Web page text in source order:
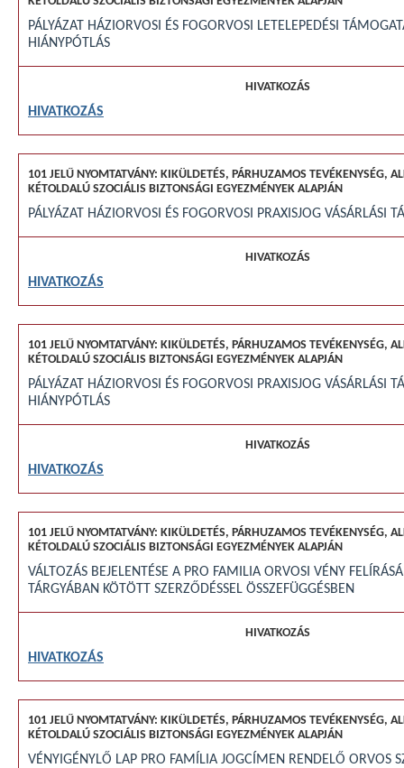
PÁLYÁZAT HÁZIORVOSI ÉS FOGORVOSI LETELEPEDÉSI
HIÁNYPÓTLÁS
HIVATKOZÁS
PÁLYÁZAT HÁZIORVOSI ÉS FOGORVOSI PRAXISJOG VÁSÁRLÁSI
HIVATKOZÁS
PÁLYÁZAT HÁZIORVOSI ÉS FOGORVOSI PRAXISJOG VÁSÁRLÁSI
HIÁNYPÓTLÁS
HIVATKOZÁS
VÁLTOZÁS BEJELENTÉSE A PRO FAMILIA ORVOSI VÉNY
TÁRGYÁBAN KÖTÖTT SZERZŐDÉSSEL ÖSSZEFÜGGÉSBEN
HIVATKOZÁS
VÉNYIGÉNYLŐ LAP PRO FAMÍLIA JOGCÍMEN RENDELŐ ORVOS